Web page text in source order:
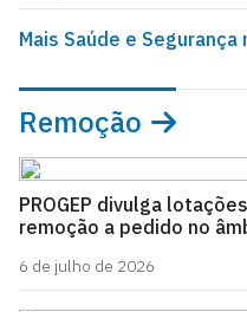
Mais Saúde e Segurança
Remoção
PROGEP divulga
remoção a pedido no
6 de julho de 2026